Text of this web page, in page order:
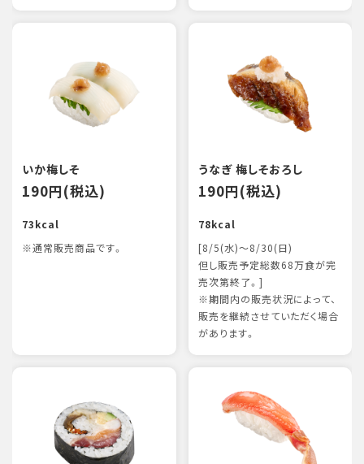
いか梅しそ
190円(税込)
73kcal
※通常販売商品です。
うなぎ 梅しそおろし
190円(税込)
78kcal
[8/5(水)～8/30(日)
但し販売予定総数68万食が完
売次第終了。]
※期間内の販売状況によって、
販売を継続させていただく場合
があります。